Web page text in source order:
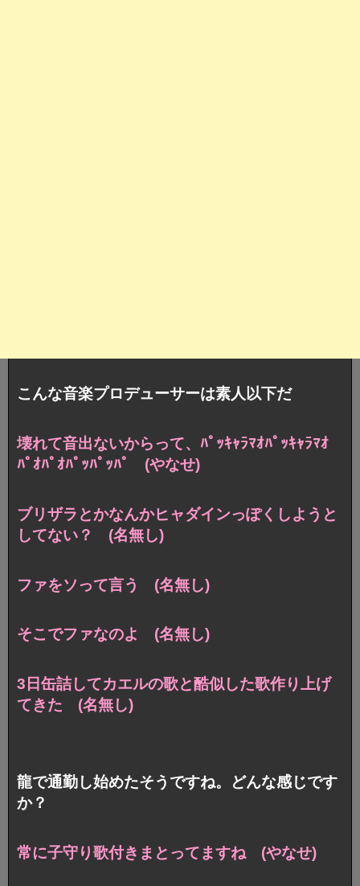
こんな音楽プロデューサーは素人以下だ
壊れて音出ないからって、ﾊﾟｯｷｬﾗﾏｵﾊﾟｯｷｬﾗﾏｵ
ﾊﾟｵﾊﾟｵﾊﾟｯﾊﾟｯﾊﾟ (やなせ)
ブリザラとかなんかヒャダインっぽくしようと
してない？ (名無し)
ファをソって言う (名無し)
そこでファなのよ (名無し)
3日缶詰してカエルの歌と酷似した歌作り上げ
てきた (名無し)
龍で通勤し始めたそうですね。どんな感じです
か？
常に子守り歌付きまとってますね (やなせ)